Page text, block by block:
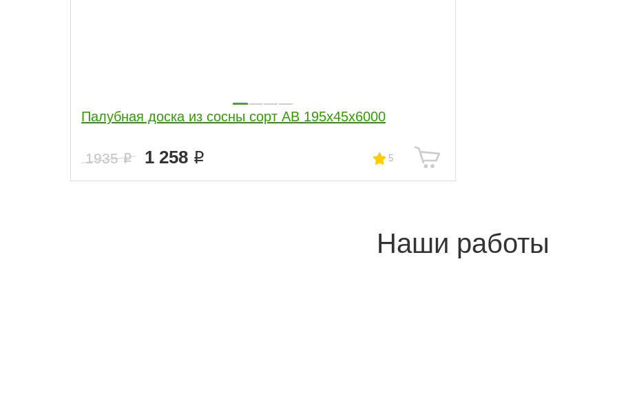
Палубная доска из сосны сорт AB 195x45x6000
1935 1 258 5
Наши работы